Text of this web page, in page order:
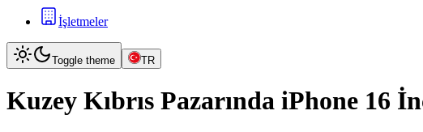
İşletmeler
Toggle theme TR
Kuzey Kıbrıs Pazarında iPhone 16